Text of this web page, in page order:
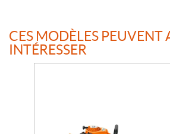
CES MODÈLES PEUVENT
INTÉRESSER